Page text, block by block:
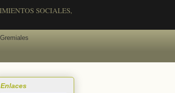
SOCIALES,
Gremiales
Enlaces